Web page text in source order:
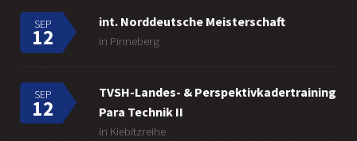
SEP
12
int. Norddeutsche Meisterschaft
in Pinneberg
SEP
12
TVSH-Landes- & Perspektivkadertraining
Para Technik II
in Kiebitzreihe